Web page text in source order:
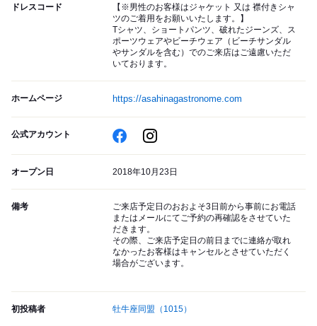
ドレスコード
【※男性のお客様はジャケット 又は 襟付きシャ
ツのご着用をお願いいたします。】
Tシャツ、ショートパンツ、破れたジーンズ、ス
ポーツウェアやビーチウェア（ビーチサンダル
やサンダルを含む）でのご来店はご遠慮いただ
いております。
ホームページ https://asahinagastronome.com
公式アカウント
オープン日 2018年10月23日
備考
ご来店予定日のおおよそ3日前から事前にお電話
またはメールにてご予約の再確認をさせていた
だきます。
その際、ご来店予定日の前日までに連絡が取れ
なかったお客様はキャンセルとさせていただく
場合がございます。
初投稿者 牡牛座同盟 （1015）